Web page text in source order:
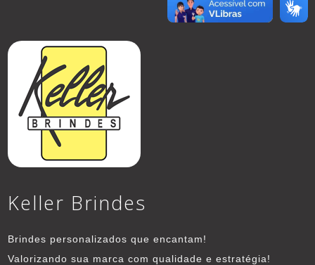
Keller Brindes
Brindes personalizados que encantam!
Valorizando sua marca com qualidade e estratégia!